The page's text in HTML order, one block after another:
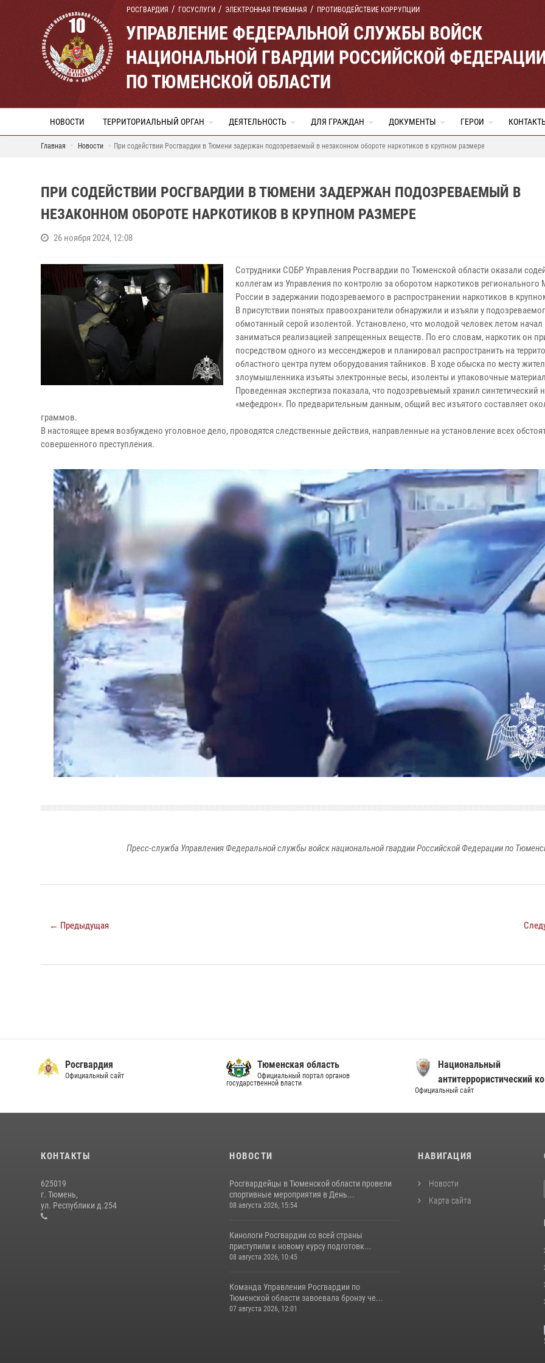
РОСГВАРДИЯ ГОСУСЛУГИ ЭЛЕКТРОННАЯ ПРИЕМНАЯ ПРОТИВОДЕЙСТВИЕ КОРРУПЦИИ
УПРАВЛЕНИЕ ФЕДЕРАЛЬНОЙ СЛУЖБЫ ВОЙСК
НАЦИОНАЛЬНОЙ ГВАРДИИ РОССИЙСКОЙ
ПО ТЮМЕНСКОЙ ОБЛАСТИ
НОВОСТИ ТЕРРИТОРИАЛЬНЫЙ ОРГАН ДЕЯТЕЛЬНОСТЬ ДЛЯ ГРАЖДАН ДОКУМЕНТЫ ГЕРОИ
Главная Новости При содействии Росгвардии в Тюмени задержан подозреваемый в незаконном обороте наркотиков в крупном размере
ПРИ СОДЕЙСТВИИ РОСГВАРДИИ В ТЮМЕНИ ЗАДЕРЖАН ПОДОЗРЕВАЕМЫЙ В
НЕЗАКОННОМ ОБОРОТЕ НАРКОТИКОВ В КРУПНОМ РАЗМЕРЕ
26 ноября 2024, 12:08
Сотрудники СОБР Управления Росгвардии по Тюменской области оказали
коллегам из Управления по контролю за оборотом наркотиков регионального
России в задержании подозреваемого в распространении наркотиков в
В присутствии понятых правоохранители обнаружили и изъяли у
обмотанный серой изолентой. Установлено, что молодой человек летом начал
заниматься реализацией запрещенных веществ. По его словам, наркотик он
посредством одного из мессенджеров и планировал распространить на
областного центра путем оборудования тайников. В ходе обыска по месту
злоумышленника изъяты электронные весы, изоленты и упаковочные
Проведенная экспертиза показала, что подозревыемый хранил синтетический
«мефедрон». По предварительным данным, общий вес изъятого составляет
граммов.
В настоящее время возбуждено уголовное дело, проводятся следственные действия, направленные на установление всех
совершенного преступления.
Пресс-служба Управления Федеральной службы войск национальной гвардии Российской Федерации по
← Предыдущая
Росгвардия
Официальный сайт
Тюменская область
Официальный портал органов
государственной власти
Национальный
антитеррористический
Официальный сайт
КОНТАКТЫ
625019
г. Тюмень,
ул. Республики д.254
НОВОСТИ
Росгвардейцы в Тюменской области провели
спортивные мероприятия в День...
08 августа 2026, 15:54
Кинологи Росгвардии со всей страны
приступили к новому курсу подготовк...
08 августа 2026, 10:45
Команда Управления Росгвардии по
Тюменской области завоевала бронзу че...
07 августа 2026, 12:01
НАВИГАЦИЯ
Новости
Карта сайта